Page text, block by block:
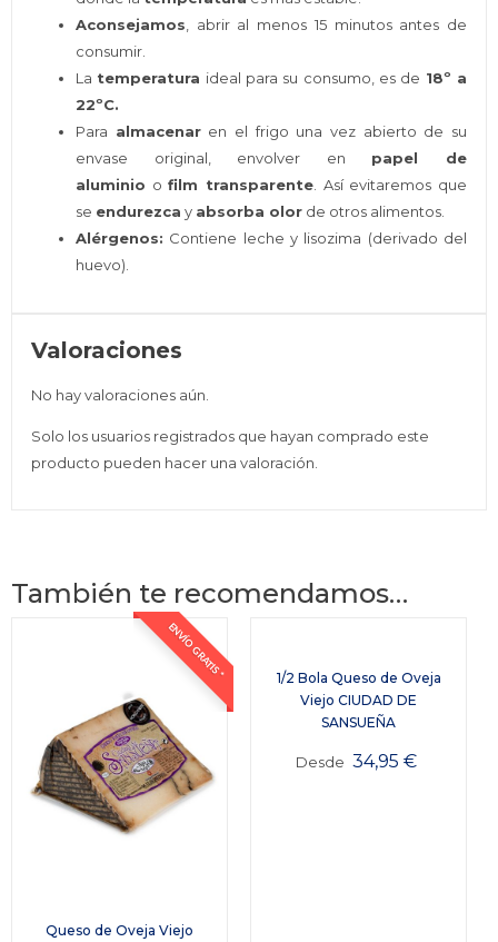
Aconsejamos, abrir al menos 15 minutos antes de
consumir.
La temperatura ideal para su consumo, es de 18º a
22ºC.
Para almacenaren el frigo una vez abierto de su
envase original, envolver en papel de
aluminio ofilm transparente. Así evitaremos que
se endurezca y absorba olor de otros alimentos.
Alérgenos: Contiene leche y lisozima (derivado del
huevo).
Valoraciones
No hay valoraciones aún.
Solo los usuarios registrados que hayan comprado este
producto pueden hacer una valoración.
También te recomendamos…
ENVÍO GRATIS *
Queso de Oveja Viejo
1/2 Bola Queso de Oveja
Viejo CIUDAD DE
SANSUEÑA
Desde 34,95€